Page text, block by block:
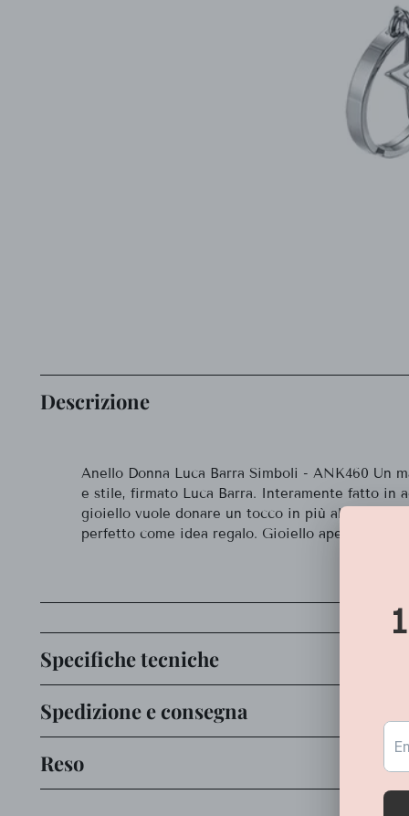
Descrizione
Anello Donna Luca Barra Simboli - ANK460 Un
e stile, firmato Luca Barra. Interamente fatto in
gioiello vuole donare un tocco in più al tuo
perfetto come idea regalo. Gioiello aperto per
Specifiche tecniche
Spedizione e consegna
Reso